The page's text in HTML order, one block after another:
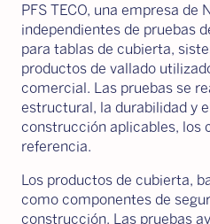
PFS TECO, una empresa de
independientes de pruebas
para tablas de cubierta,
productos de vallado
comercial. Las pruebas se
estructural, la durabilidad y
construcción aplicables, los
referencia.
Los productos de cubierta,
como componentes de
construcción. Las pruebas